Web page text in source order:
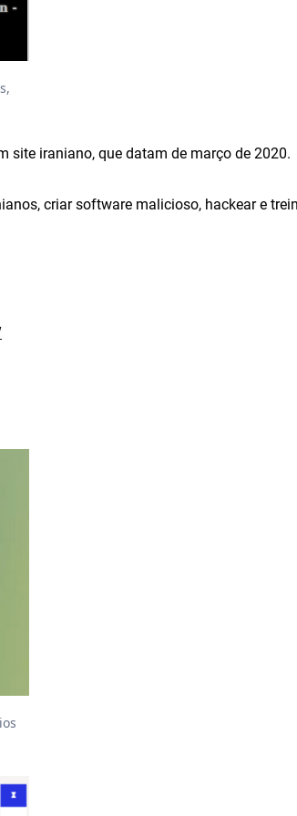
site iraniano, que datam de março de 2020.
criar software malicioso, hackear e